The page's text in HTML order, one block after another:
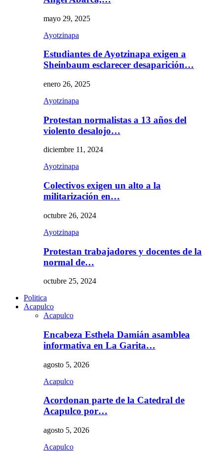
mayo 29, 2025
Ayotzinapa
Estudiantes de Ayotzinapa exigen a
Sheinbaum esclarecer desaparición…
enero 26, 2025
Ayotzinapa
Protestan normalistas a 13 años del
violento desalojo…
diciembre 11, 2024
Ayotzinapa
Colectivos exigen un alto a la
militarización en…
octubre 26, 2024
Ayotzinapa
Protestan trabajadores y docentes de la
normal de…
octubre 25, 2024
Politica
Acapulco
Acapulco
Encabeza Esthela Damián asamblea
informativa en La Garita…
agosto 5, 2026
Acapulco
Acordonan parte de la Catedral de
Acapulco por…
agosto 5, 2026
Acapulco